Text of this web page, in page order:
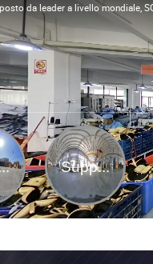
da leader a livello mondiale,